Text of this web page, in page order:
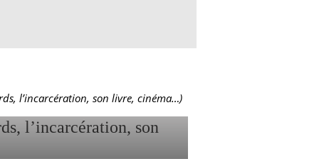
l’incarcération, son livre, cinéma…)